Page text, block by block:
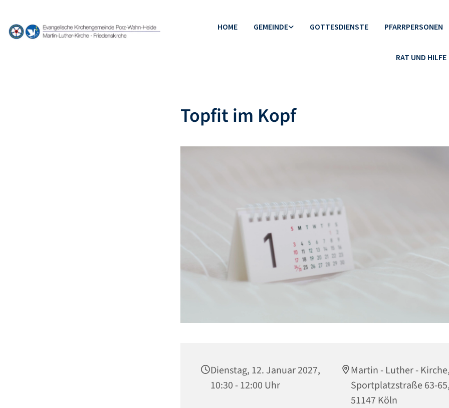
HOME GEMEINDE GOTTESDIENSTE PFARRPERSONEN
RAT UND HILFE
Topfit im Kopf
Dienstag, 12. Januar 2027,
10:30 - 12:00 Uhr
Martin - Luther -
Sportplatzstraße 63-
51147 Köln